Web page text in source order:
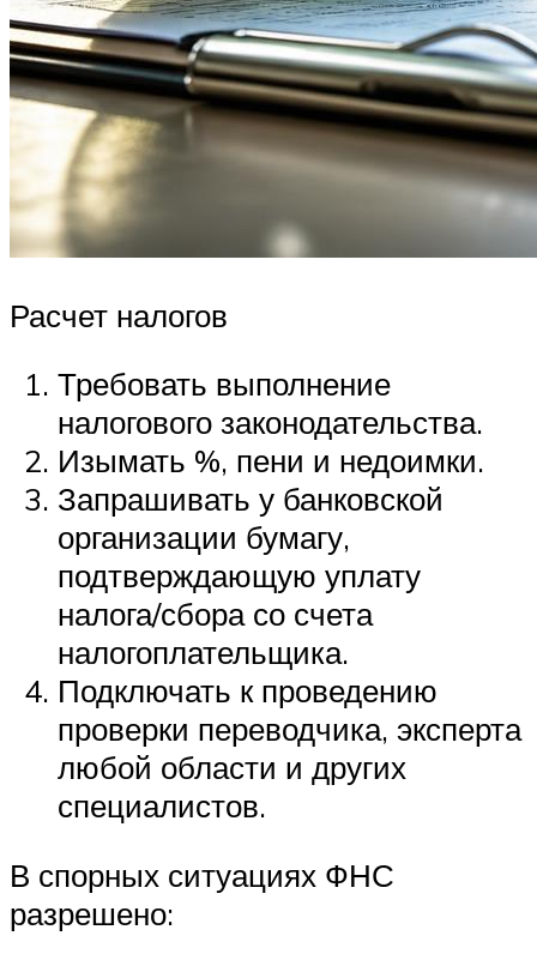
Расчет налогов
Требовать выполнение
налогового законодательства.
Изымать %, пени и недоимки.
Запрашивать у банковской
организации бумагу,
подтверждающую уплату
налога/сбора со счета
налогоплательщика.
Подключать к проведению
проверки переводчика, эксперта
любой области и других
специалистов.
В спорных ситуациях ФНС
разрешено: